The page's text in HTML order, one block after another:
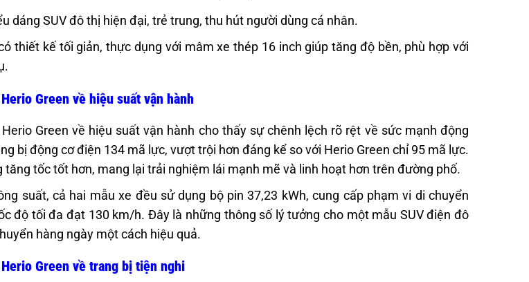
dáng SUV đô thị hiện đại, trẻ trung, thu hút người dùng cá nhân.
thiết kế tối giản, thực dụng với mâm xe thép 16 inch giúp tăng độ bền, phù hợp với
Green về hiệu suất vận hành
Green về hiệu suất vận hành cho thấy sự chênh lệch rõ rệt về sức mạnh động
bị động cơ điện 134 mã lực, vượt trội hơn đáng kể so với Herio Green chỉ 95 mã lực.
tăng tốc tốt hơn, mang lại trải nghiệm lái mạnh mẽ và linh hoạt hơn trên đường phố.
suất, cả hai mẫu xe đều sử dụng bộ pin 37,23 kWh, cung cấp phạm vi di chuyển
độ tối đa đạt 130 km/h. Đây là những thông số lý tưởng cho một mẫu SUV điện đô
hàng ngày một cách hiệu quả.
Green về trang bị tiện nghi